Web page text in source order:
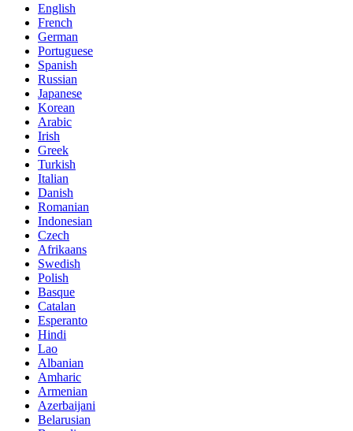
English
French
German
Portuguese
Spanish
Russian
Japanese
Korean
Arabic
Irish
Greek
Turkish
Italian
Danish
Romanian
Indonesian
Czech
Afrikaans
Swedish
Polish
Basque
Catalan
Esperanto
Hindi
Lao
Albanian
Amharic
Armenian
Azerbaijani
Belarusian